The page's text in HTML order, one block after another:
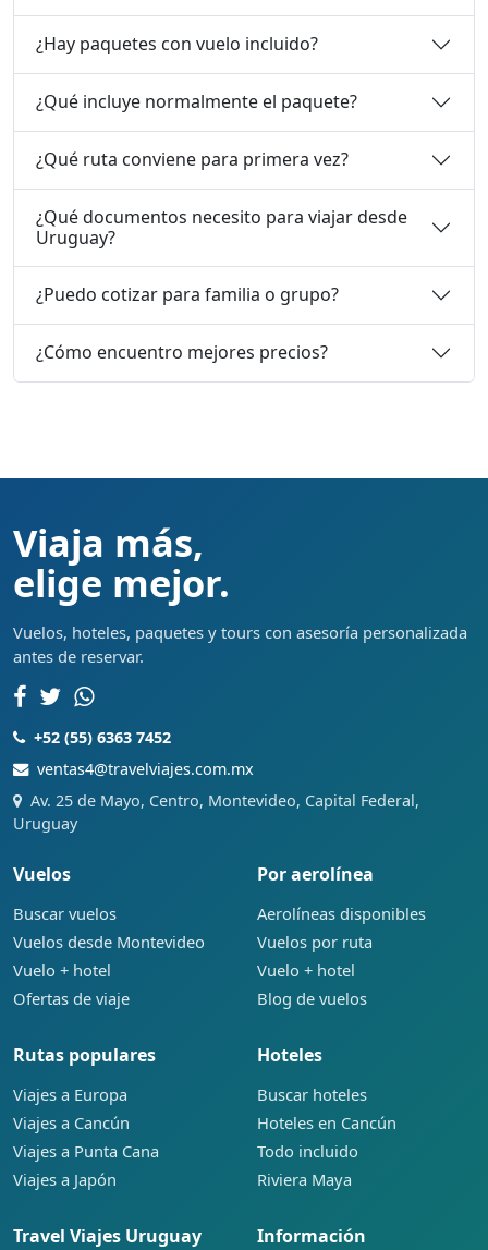
¿Hay paquetes con vuelo incluido?
¿Qué incluye normalmente el paquete?
¿Qué ruta conviene para primera vez?
¿Qué documentos necesito para viajar desde
Uruguay?
¿Puedo cotizar para familia o grupo?
¿Cómo encuentro mejores precios?
Viaja más,
elige mejor.
Vuelos, hoteles, paquetes y tours con asesoría personalizada
antes de reservar.
+52 (55) 6363 7452
ventas4@travelviajes.com.mx
Av. 25 de Mayo, Centro, Montevideo, Capital Federal,
Uruguay
Vuelos
Buscar vuelos
Vuelos desde Montevideo
Vuelo + hotel
Ofertas de viaje
Por aerolínea
Aerolíneas disponibles
Vuelos por ruta
Vuelo + hotel
Blog de vuelos
Rutas populares
Viajes a Europa
Viajes a Cancún
Viajes a Punta Cana
Viajes a Japón
Hoteles
Buscar hoteles
Hoteles en Cancún
Todo incluido
Riviera Maya
Travel Viajes Uruguay Información